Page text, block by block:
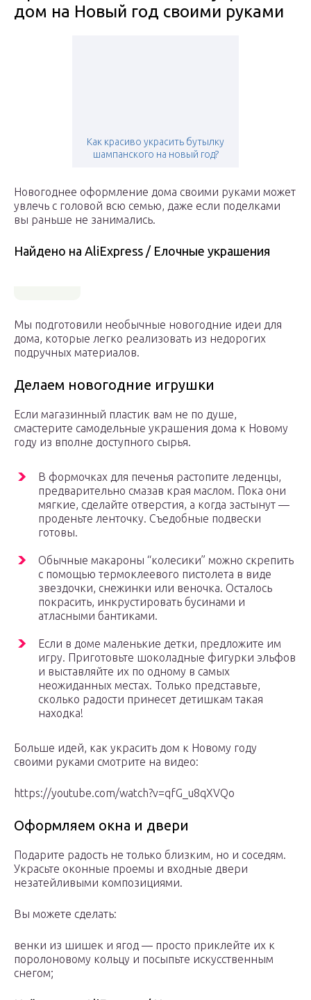
дом на Новый год своими руками
Как красиво украсить бутылку
шампанского на новый год?
Новогоднее оформление дома своими руками может
увлечь с головой всю семью, даже если поделками
вы раньше не занимались.
Найдено на AliExpress / Елочные украшения
Мы подготовили необычные новогодние идеи для
дома, которые легко реализовать из недорогих
подручных материалов.
Делаем новогодние игрушки
Если магазинный пластик вам не по душе,
смастерите самодельные украшения дома к Новому
году из вполне доступного сырья.
В формочках для печенья растопите леденцы,
предварительно смазав края маслом. Пока они
мягкие, сделайте отверстия, а когда застынут —
проденьте ленточку. Съедобные подвески
готовы.
Обычные макароны “колесики” можно скрепить
с помощью термоклеевого пистолета в виде
звездочки, снежинки или веночка. Осталось
покрасить, инкрустировать бусинами и
атласными бантиками.
Если в доме маленькие детки, предложите им
игру. Приготовьте шоколадные фигурки эльфов
и выставляйте их по одному в самых
неожиданных местах. Только представьте,
сколько радости принесет детишкам такая
находка!
Больше идей, как украсить дом к Новому году
своими руками смотрите на видео:
https://youtube.com/watch?v=qfG_u8qXVQo
Оформляем окна и двери
Подарите радость не только близким, но и соседям.
Украсьте оконные проемы и входные двери
незатейливыми композициями.
Вы можете сделать:
венки из шишек и ягод — просто приклейте их к
поролоновому кольцу и посыпьте искусственным
снегом;